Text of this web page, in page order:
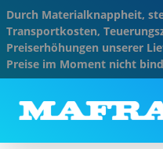
Durch Materialknappheit,
Transportkosten,
Preiserhöhungen unserer
Preise im Moment nicht